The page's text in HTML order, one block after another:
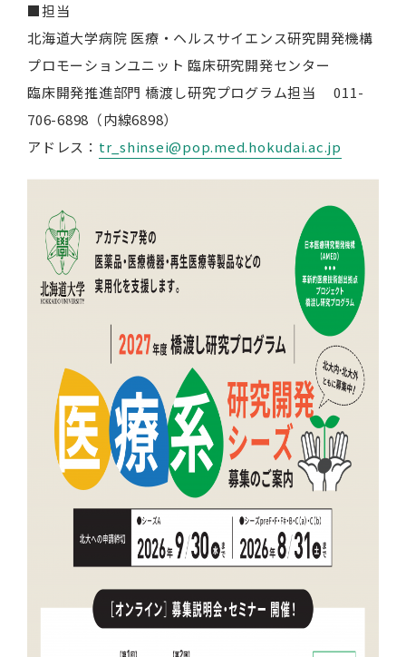
■担当
北海道大学病院 医療・ヘルスサイエンス研究開発機構
プロモーションユニット 臨床研究開発センター
臨床開発推進部門 橋渡し研究プログラム担当 011-
706-6898（内線6898）
アドレス： tr_shinsei@pop.med.hokudai.ac.jp